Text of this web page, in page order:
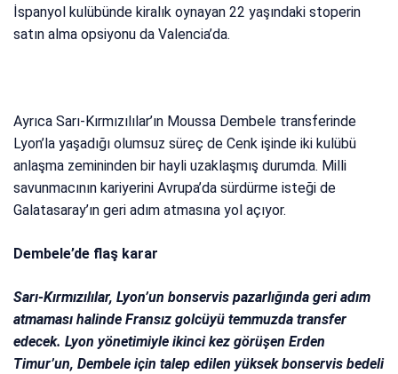
İspanyol kulübünde kiralık oynayan 22 yaşındaki stoperin
satın alma opsiyonu da Valencia’da.
Ayrıca Sarı-Kırmızılılar’ın Moussa Dembele transferinde
Lyon’la yaşadığı olumsuz süreç de Cenk işinde iki kulübü
anlaşma zemininden bir hayli uzaklaşmış durumda. Milli
savunmacının kariyerini Avrupa’da sürdürme isteği de
Galatasaray’ın geri adım atmasına yol açıyor.
Dembele’de flaş karar
Sarı-Kırmızılılar, Lyon’un bonservis pazarlığında geri adım
atmaması halinde Fransız golcüyü temmuzda transfer
edecek. Lyon yönetimiyle ikinci kez görüşen Erden
Timur’un, Dembele için talep edilen yüksek bonservis bedeli